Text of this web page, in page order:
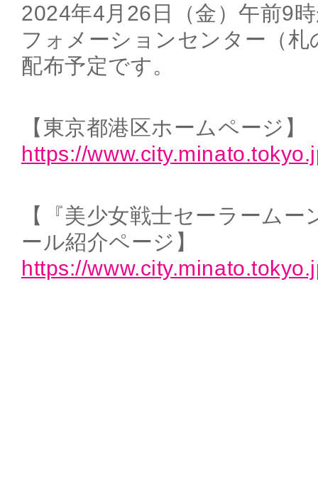
2024年4月26日（金）午前9
フォメーションセンター（
配布予定です。
【東京都港区ホームページ】
https://
【『美少女戦士セーラーム
ール紹介ページ】
https://